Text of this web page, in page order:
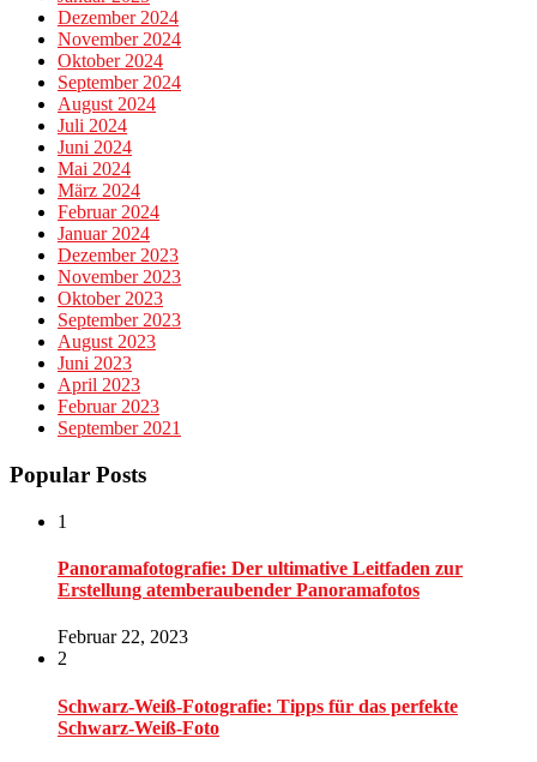
Dezember 2024
November 2024
Oktober 2024
September 2024
August 2024
Juli 2024
Juni 2024
Mai 2024
März 2024
Februar 2024
Januar 2024
Dezember 2023
November 2023
Oktober 2023
September 2023
August 2023
Juni 2023
April 2023
Februar 2023
September 2021
Popular Posts
1
Panoramafotografie: Der ultimative Leitfaden zur
Erstellung atemberaubender Panoramafotos
Februar 22, 2023
2
Schwarz-Weiß-Fotografie: Tipps für das perfekte
Schwarz-Weiß-Foto